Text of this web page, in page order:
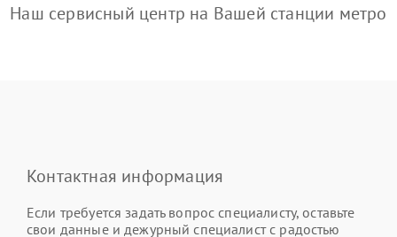
Наш сервисный центр на Вашей станции метро
Контактная информация
Если требуется задать вопрос специалисту, оставьте
свои данные и дежурный специалист с радостью